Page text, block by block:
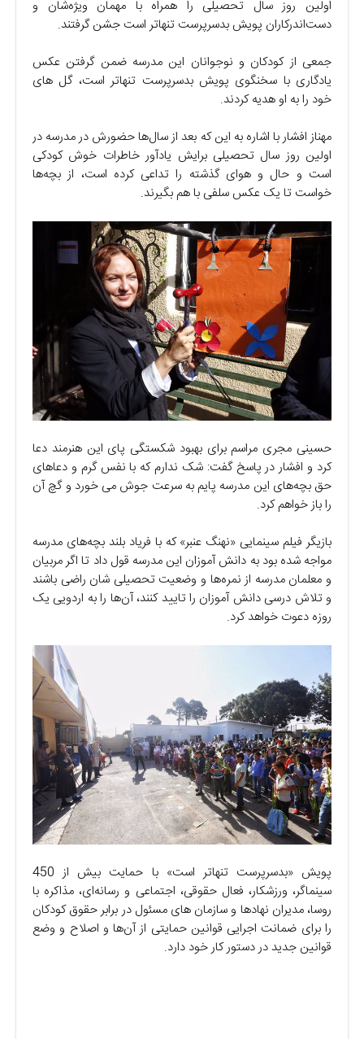
اولین روز سال تحصیلی را همراه با مهمان ویژه‌شان و
دست‌اندرکاران پویش بدسرپرست تنهاتر است جشن گرفتند.
جمعی از کودکان و نوجوانان این مدرسه ضمن گرفتن عکس
یادگاری با سخنگوی پویش بدسرپرست تنهاتر است، گل های
خود را به او هدیه کردند.
مهناز افشار با اشاره به این که بعد از سال‌ها حضورش در مدرسه در
اولین روز سال تحصیلی برایش یادآور خاطرات خوش کودکی
است و حال و هوای گذشته را تداعی کرده است، از بچه‌ها
خواست تا یک عکس سلفی با هم بگیرند.
حسینی مجری مراسم برای بهبود شکستگی پای این هنرمند دعا
کرد و افشار در پاسخ گفت: شک ندارم که با نفس گرم و دعاهای
حق بچه‌های این مدرسه پایم به سرعت جوش می خورد و گچ آن
را باز خواهم کرد.
بازیگر فیلم سینمایی «نهنگ عنبر» که با فریاد بلند بچه‌های مدرسه
مواجه شده بود به دانش آموزان این مدرسه قول داد تا اگر مربیان
و معلمان مدرسه از نمره‌ها و وضعیت تحصیلی شان راضی باشند
و تلاش درسی دانش آموزان را تایید کنند، آن‌ها را به اردویی یک
روزه دعوت خواهد کرد.
پویش «بدسرپرست تنهاتر است» با حمایت بیش از 450
سینماگر، ورزشکار، فعال حقوقی، اجتماعی و رسانه‌ای، مذاکره با
روسا، مدیران نهادها و سازمان های مسئول در برابر حقوق کودکان
را برای ضمانت اجرایی قوانین حمایتی از آن‌ها و اصلاح و وضع
قوانین جدید در دستور کار خود دارد.